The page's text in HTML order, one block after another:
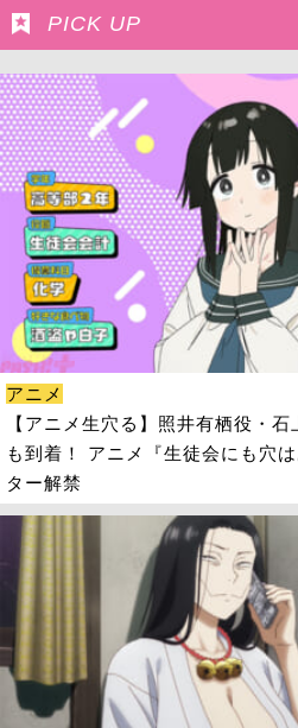
PICK UP
アニメ
【アニメ生穴る】照井有栖役・
も到着！ アニメ『生徒会にも穴
ター解禁